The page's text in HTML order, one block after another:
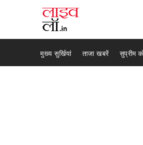
मुख्य सुर्खियां ताजा खबरें सुप्रीम